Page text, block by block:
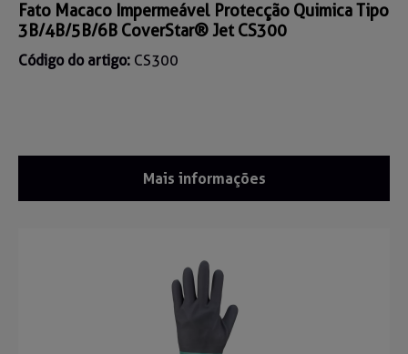
Fato Macaco Impermeável Protecção Quimica Tipo
3B/4B/5B/6B CoverStar® Jet CS300
Código do artigo: CS300
Mais informações